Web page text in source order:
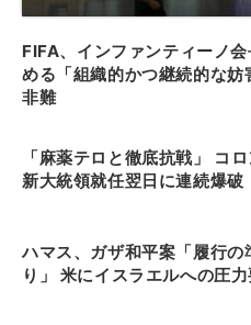
FIFA、インファンティーノ会
める「組織的かつ継続的な妨
非難
「麻薬テロと徹底抗戦」 コ
新大統領就任翌日に連続爆破
ハマス、ガザ和平案「履行の
り」 米にイスラエルへの圧